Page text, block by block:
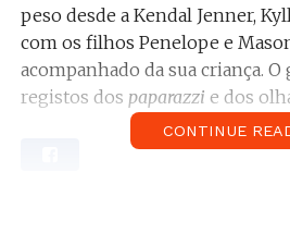
peso desde a Kendal Jenner,
com os filhos Penelope e
acompanhado da sua criança.
registos dos paparazzi e dos
nem por isso deixou de se
aproveitou as diversões e
CONTINUE